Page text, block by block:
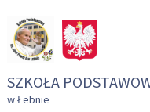
SZKOŁA
w Łebnie